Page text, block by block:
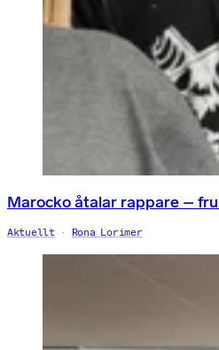
Marocko åtalar rappare –
Aktuellt Rona Lorimer